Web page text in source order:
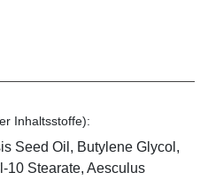
Inhaltsstoffe):
Seed Oil, Butylene Glycol,
10 Stearate, Aesculus